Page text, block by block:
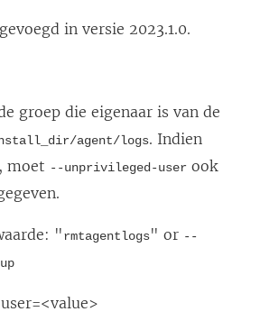
in versie 2023.1.0.
groep die eigenaar is van de
agent/logs. Indien
moet --unprivileged-user ook
"rmtagentlogs" or --